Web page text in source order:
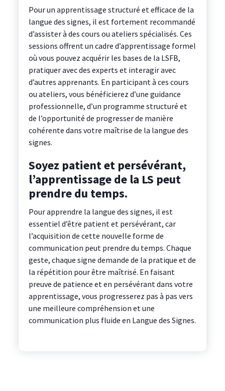
Pour un apprentissage structuré et efficace de la
langue des signes, il est fortement recommandé
d’assister à des cours ou ateliers spécialisés. Ces
sessions offrent un cadre d’apprentissage formel
où vous pouvez acquérir les bases de la LSFB,
pratiquer avec des experts et interagir avec
d’autres apprenants. En participant à ces cours
ou ateliers, vous bénéficierez d’une guidance
professionnelle, d’un programme structuré et
de l’opportunité de progresser de manière
cohérente dans votre maîtrise de la langue des
signes.
Soyez patient et persévérant,
l’apprentissage de la LS peut
prendre du temps.
Pour apprendre la langue des signes, il est
essentiel d’être patient et persévérant, car
l’acquisition de cette nouvelle forme de
communication peut prendre du temps. Chaque
geste, chaque signe demande de la pratique et de
la répétition pour être maîtrisé. En faisant
preuve de patience et en persévérant dans votre
apprentissage, vous progresserez pas à pas vers
une meilleure compréhension et une
communication plus fluide en Langue des Signes.